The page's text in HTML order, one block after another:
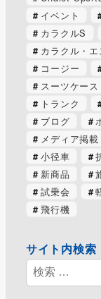
イベント
カラクルS
カラクル・エ
コージー
スーツケース
トランク
ブログ
メディア掲載
小径車
新商品
試乗会
飛行機
サイト内検索
検
索